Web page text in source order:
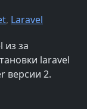
, Laravel
из за
laravel
версии 2.